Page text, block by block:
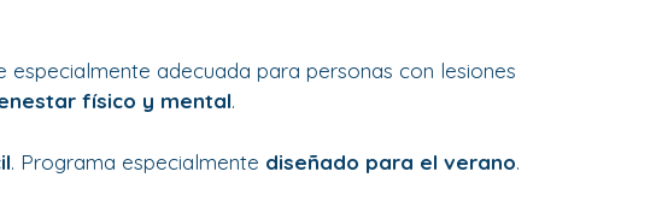
adecuada para personas con lesiones
físico y mental.
. Programa especialmente diseñado para el verano.